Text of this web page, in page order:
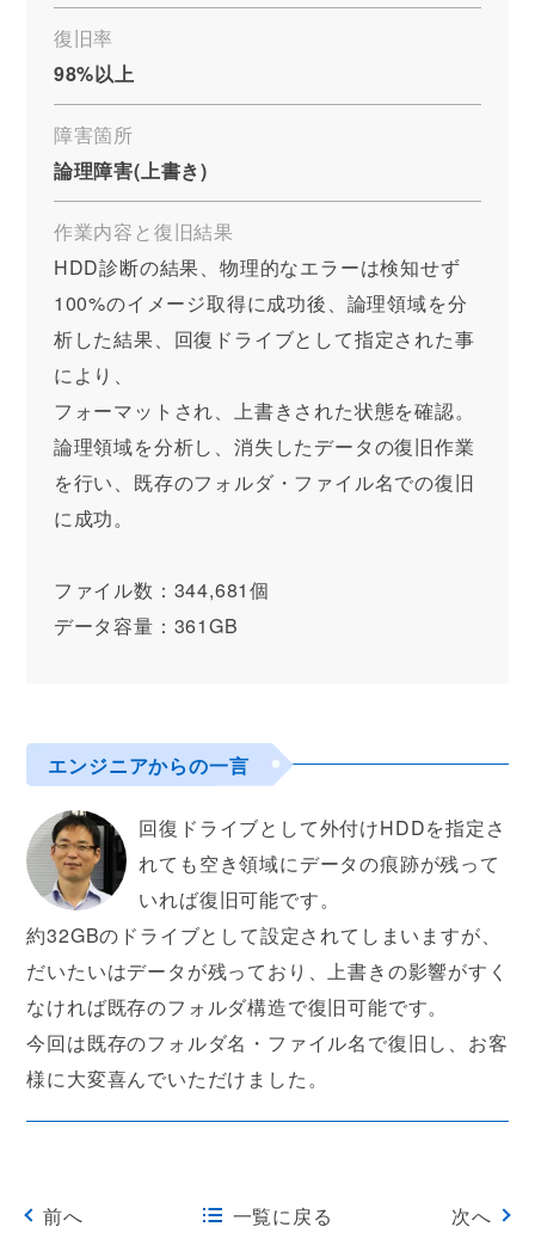
復旧率
98%以上
障害箇所
論理障害(上書き)
作業内容と復旧結果
HDD診断の結果、物理的なエラーは検知せず
100%のイメージ取得に成功後、論理領域を分
析した結果、回復ドライブとして指定された事
により、
フォーマットされ、上書きされた状態を確認。
論理領域を分析し、消失したデータの復旧作業
を行い、既存のフォルダ・ファイル名での復旧
に成功。
ファイル数：344,681個
データ容量：361GB
エンジニアからの一言
回復ドライブとして外付けHDDを指定さ
れても空き領域にデータの痕跡が残って
いれば復旧可能です。
約32GBのドライブとして設定されてしまいますが、
だいたいはデータが残っており、上書きの影響がすく
なければ既存のフォルダ構造で復旧可能です。
今回は既存のフォルダ名・ファイル名で復旧し、お客
様に大変喜んでいただけました。
前へ 一覧に戻る 次へ